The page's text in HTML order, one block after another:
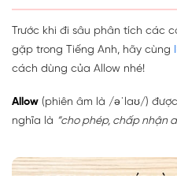
Trước khi đi sâu phân tích các
gặp trong Tiếng Anh, hãy cùng
cách dùng của Allow nhé!
Allow (phiên âm là /əˈlaʊ/)
nghĩa là “cho phép, chấp nhận